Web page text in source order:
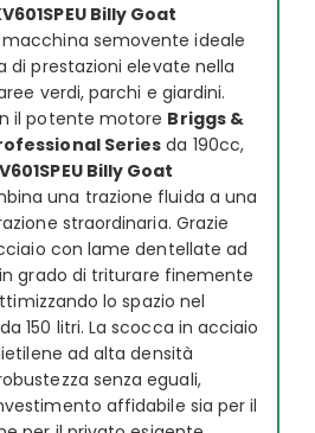
Billy Goat
macchina semovente ideale
di prestazioni elevate nella
verdi, parchi e giardini.
il potente motore Briggs &
Series da 190cc,
Billy Goat
una trazione fluida a una
straordinaria. Grazie
con lame dentellate ad
grado di triturare finemente
lo spazio nel
150 litri. La scocca in acciaio
ad alta densità
senza eguali,
affidabile sia per il